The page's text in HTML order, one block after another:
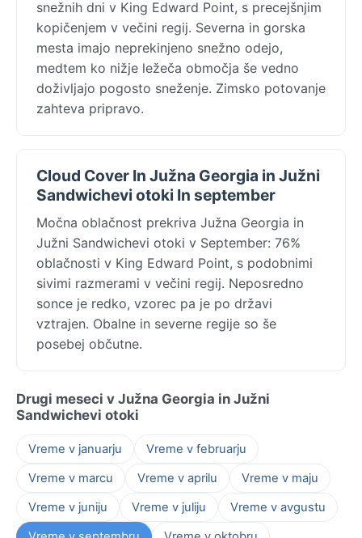
snežnih dni v King Edward Point, s precejšnjim
kopičenjem v večini regij. Severna in gorska
mesta imajo neprekinjeno snežno odejo,
medtem ko nižje ležeča območja še vedno
doživljajo pogosto sneženje. Zimsko potovanje
zahteva pripravo.
Cloud Cover In Južna Georgia in Južni
Sandwichevi otoki In september
Močna oblačnost prekriva Južna Georgia in
Južni Sandwichevi otoki v September: 76%
oblačnosti v King Edward Point, s podobnimi
sivimi razmerami v večini regij. Neposredno
sonce je redko, vzorec pa je po državi
vztrajen. Obalne in severne regije so še
posebej občutne.
Drugi meseci v Južna Georgia in Južni
Sandwichevi otoki
Vreme v januarju
Vreme v februarju
Vreme v marcu
Vreme v aprilu
Vreme v maju
Vreme v juniju
Vreme v juliju
Vreme v avgustu